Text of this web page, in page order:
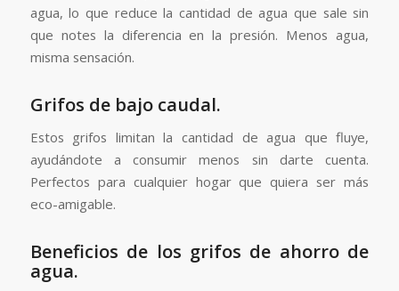
agua, lo que reduce la cantidad de agua que sale sin
que notes la diferencia en la presión. Menos agua,
misma sensación.
Grifos de bajo caudal.
Estos grifos limitan la cantidad de agua que fluye,
ayudándote a consumir menos sin darte cuenta.
Perfectos para cualquier hogar que quiera ser más
eco-amigable.
Beneficios de los grifos de ahorro de
agua.